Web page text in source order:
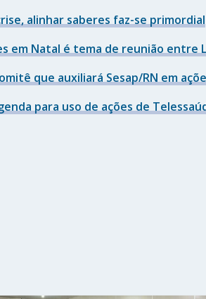
alinhar saberes faz-se primordial
em Natal é tema de reunião entre
que auxiliará Sesap/RN em
para uso de ações de